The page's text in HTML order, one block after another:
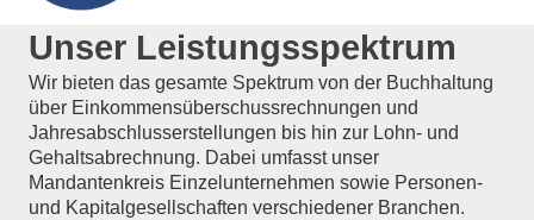
Unser Leistungsspektrum
Wir bieten das gesamte Spektrum von der Buchhaltung
über Einkommensüberschussrechnungen und
Jahresabschlusserstellungen bis hin zur Lohn- und
Gehaltsabrechnung. Dabei umfasst unser
Mandantenkreis Einzelunternehmen sowie Personen-
und Kapitalgesellschaften verschiedener Branchen.